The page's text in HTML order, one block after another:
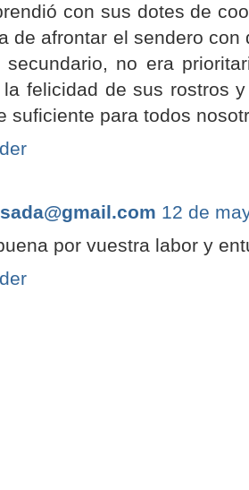
con sus dotes de
de afrontar el sendero
secundario, no era
felicidad de sus rostros
suficiente para todos
12 de
por vuestra labor y